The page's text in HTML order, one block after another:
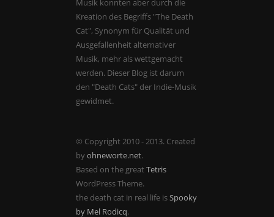
Musik konnten aber durch die
Kreation des Begriffs "The Death
Cat", Synonym für Qualität und
Ausgefallenheit alternativer
Musik, mehr als wettgemacht
werden. Dieser Blog ist darum
den "Death Cats" der Indie-Musik
gewidmet.
© Copyright 2010 - 2013. Created
byohneworte.net.
Based on the great Tetris
WordPress Theme.
the death cat in real life isSpooky
by Mel Rodicq.